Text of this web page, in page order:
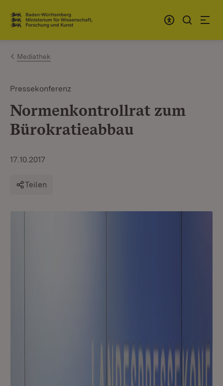
Zum Inhalt springen
Link zur Startseite
Mediathek
Pressekonferenz
Normenkontrollrat zum
Bürokratieabbau
17.10.2017
Teilen